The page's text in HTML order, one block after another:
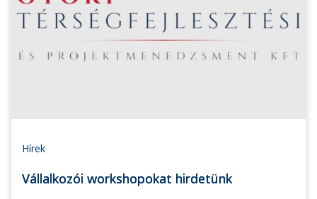
Hírek
Vállalkozói workshopokat hirdetünk